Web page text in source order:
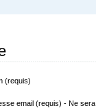
(requis)
email (requis) - Ne